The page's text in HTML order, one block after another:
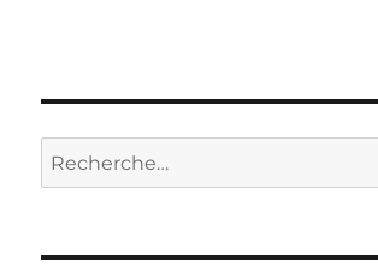
N
:
Recherche
pour :